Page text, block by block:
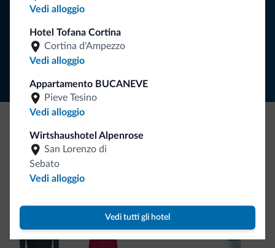
Vedi alloggio
Hotel Tofana Cortina
Cortina d'Ampezzo
Vedi alloggio
Appartamento BUCANEVE
Pieve Tesino
Vedi alloggio
Wirtshaushotel Alpenrose
San Lorenzo di
Sebato
Vedi alloggio
Vedi tutti gli hotel
Segui Dolomiti.it
Be Original, scopri la nuova collezione
Ce l'avete chiesto in tanti. Ecco la nuova collezione firmata